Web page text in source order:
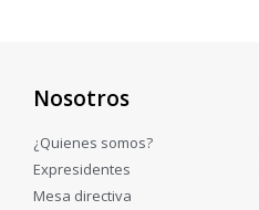
Nosotros
¿Quienes somos?
Expresidentes
Mesa directiva